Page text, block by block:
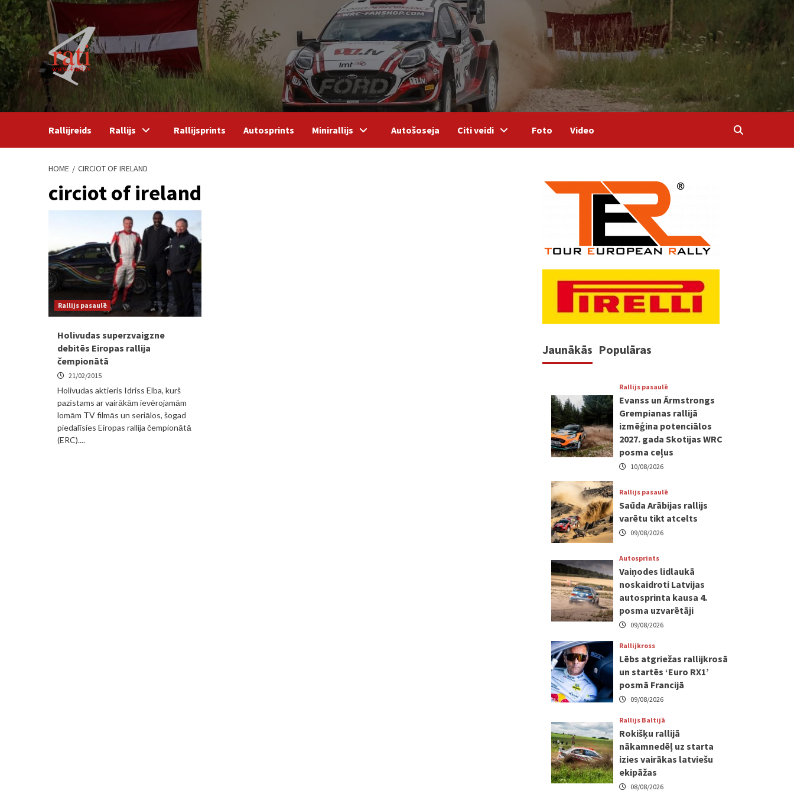
Skip
to
content
Rallijreids Rallijs Rallijsprints Autosprints Minirallijs Autošoseja Citi veidi Foto Video
HOME CIRCIOT OF IRELAND
circiot of ireland
Rallijs pasaulē
Holivudas superzvaigzne
debitēs Eiropas rallija
čempionātā
21/02/2015
Holivudas aktieris Idriss Elba, kurš
pazīstams ar vairākām ievērojamām
lomām TV filmās un seriālos, šogad
piedalīsies Eiropas rallija čempionātā
(ERC)....
Jaunākās Populāras
Rallijs pasaulē
Evanss un Ārmstrongs
Grempianas rallijā
izmēģina potenciālos
2027. gada Skotijas WRC
posma ceļus
10/08/2026
Rallijs pasaulē
Saūda Arābijas rallijs
varētu tikt atcelts
09/08/2026
Autosprints
Vaiņodes lidlaukā
noskaidroti Latvijas
autosprinta kausa 4.
posma uzvarētāji
09/08/2026
Rallijkross
Lēbs atgriežas rallijkrosā
un startēs ‘Euro RX1’
posmā Francijā
09/08/2026
Rallijs Baltijā
Rokišķu rallijā
nākamnedēļ uz starta
izies vairākas latviešu
ekipāžas
08/08/2026